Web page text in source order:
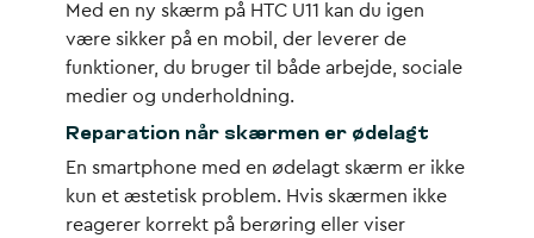
Med en ny skærm på HTC U11 kan du igen
være sikker på en mobil, der leverer de
funktioner, du bruger til både arbejde, sociale
medier og underholdning.
Reparation når skærmen er ødelagt
En smartphone med en ødelagt skærm er ikke
kun et æstetisk problem. Hvis skærmen ikke
reagerer korrekt på berøring eller viser